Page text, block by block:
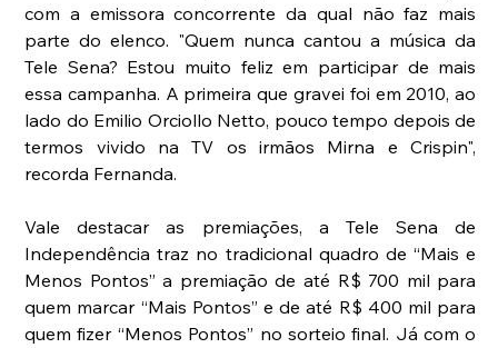
com a emissora concorrente da qual não faz mais
parte do elenco. "Quem nunca cantou a música da
Tele Sena? Estou muito feliz em participar de mais
essa campanha. A primeira que gravei foi em 2010, ao
lado do Emilio Orciollo Netto, pouco tempo depois de
termos vivido na TV os irmãos Mirna e Crispin",
recorda Fernanda.
Vale destacar as premiações, a Tele Sena de
Independência traz no tradicional quadro de “Mais e
Menos Pontos” a premiação de até R$ 700 mil para
quem marcar “Mais Pontos” e de até R$ 400 mil para
quem fizer “Menos Pontos” no sorteio final. Já com o